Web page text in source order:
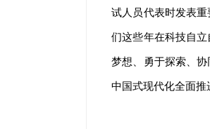
试人员代表时发表
们这些年在科技自
梦想、勇于探索、
中国式现代化全面推